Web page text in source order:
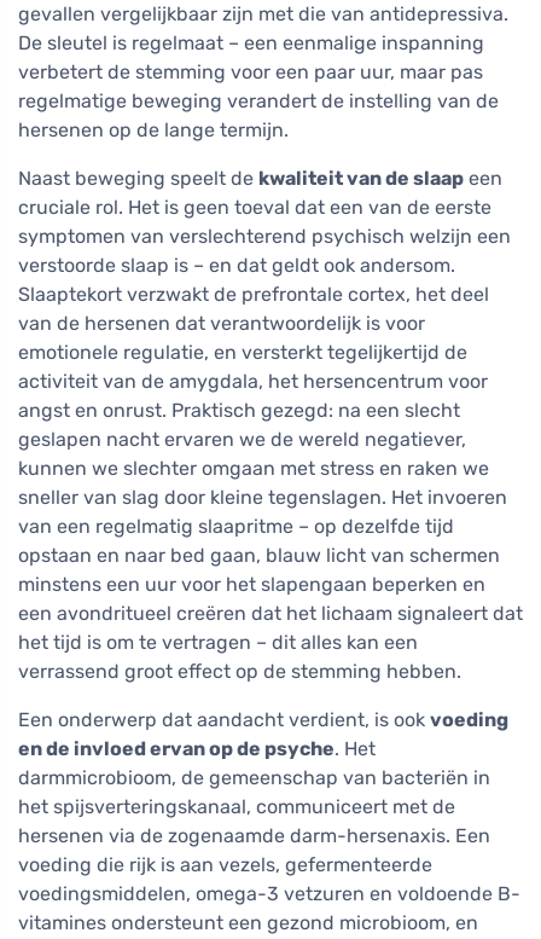
gevallen vergelijkbaar zijn met die van antidepressiva.
De sleutel is regelmaat – een eenmalige inspanning
verbetert de stemming voor een paar uur, maar pas
regelmatige beweging verandert de instelling van de
hersenen op de lange termijn.
Naast beweging speelt de kwaliteit van de slaap een
cruciale rol. Het is geen toeval dat een van de eerste
symptomen van verslechterend psychisch welzijn een
verstoorde slaap is – en dat geldt ook andersom.
Slaaptekort verzwakt de prefrontale cortex, het deel
van de hersenen dat verantwoordelijk is voor
emotionele regulatie, en versterkt tegelijkertijd de
activiteit van de amygdala, het hersencentrum voor
angst en onrust. Praktisch gezegd: na een slecht
geslapen nacht ervaren we de wereld negatiever,
kunnen we slechter omgaan met stress en raken we
sneller van slag door kleine tegenslagen. Het invoeren
van een regelmatig slaapritme – op dezelfde tijd
opstaan en naar bed gaan, blauw licht van schermen
minstens een uur voor het slapengaan beperken en
een avondritueel creëren dat het lichaam signaleert dat
het tijd is om te vertragen – dit alles kan een
verrassend groot effect op de stemming hebben.
Een onderwerp dat aandacht verdient, is ook voeding
en de invloed ervan op de psyche. Het
darmmicrobioom, de gemeenschap van bacteriën in
het spijsverteringskanaal, communiceert met de
hersenen via de zogenaamde darm-hersenaxis. Een
voeding die rijk is aan vezels, gefermenteerde
voedingsmiddelen, omega-3 vetzuren en voldoende B-
vitamines ondersteunt een gezond microbioom, en